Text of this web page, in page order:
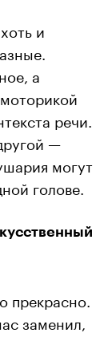
и
а
речи.
—
могут
голове.
прекрасно.
заменил,